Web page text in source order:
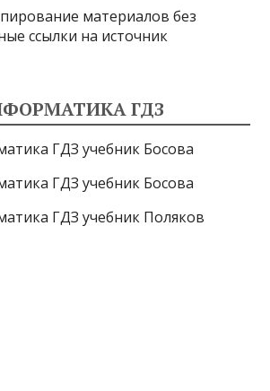
материалов без
ссылки на источник
ГДЗ
ГДЗ учебник Босова
ГДЗ учебник Босова
ГДЗ учебник Поляков